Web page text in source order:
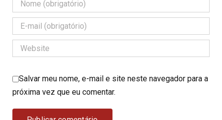
Salvar meu nome, e-mail e site neste navegador para a
próxima vez que eu comentar.